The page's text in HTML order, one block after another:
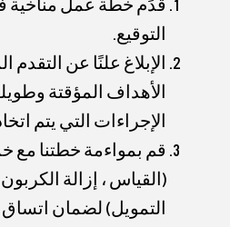
التوقيع.
الإبلاغ علنًا عن
الأهداف المؤقتة
الإجراءات التي يتم
قم بمواءمة خطتنا
(القياس ، إزالة الكربون
التمويل) لضمان